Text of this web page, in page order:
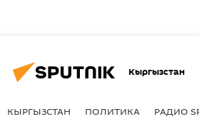
Кыргызстан
КЫРГЫЗСТАН ПОЛИТИКА РАДИО